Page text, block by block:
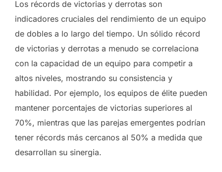
Los récords de victorias y derrotas son
indicadores cruciales del rendimiento de un equipo
de dobles a lo largo del tiempo. Un sólido récord
de victorias y derrotas a menudo se correlaciona
con la capacidad de un equipo para competir a
altos niveles, mostrando su consistencia y
habilidad. Por ejemplo, los equipos de élite pueden
mantener porcentajes de victorias superiores al
70%, mientras que las parejas emergentes podrían
tener récords más cercanos al 50% a medida que
desarrollan su sinergia.